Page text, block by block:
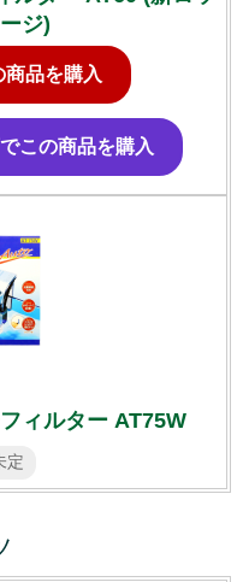
ジ)
商品を購入
この商品を購入
ィルター AT75W
定